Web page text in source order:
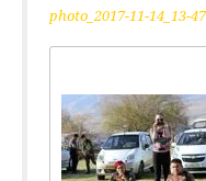
photo_2017-11-14_13-